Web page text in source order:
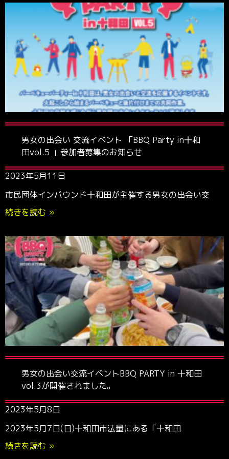
男女の出会い 交流イベント 「BBQ Party in十和
田vol.5 」参加者募集のお知らせ
2023年5月11日
市民団体インバウンド十和田が主催する男女の出会い交
続きを読む »
男女の出会い交流イベントBBQ PARTY in 十和田
vol.3が開催されました。
2023年5月8日
2023年5月7日(日)十和田市法量にある「十和田
続きを読む »